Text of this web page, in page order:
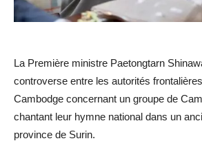
La Première ministre Paetongtarn
controverse entre les autorités
Cambodge concernant un groupe de
chantant leur hymne national dans un
province de Surin.